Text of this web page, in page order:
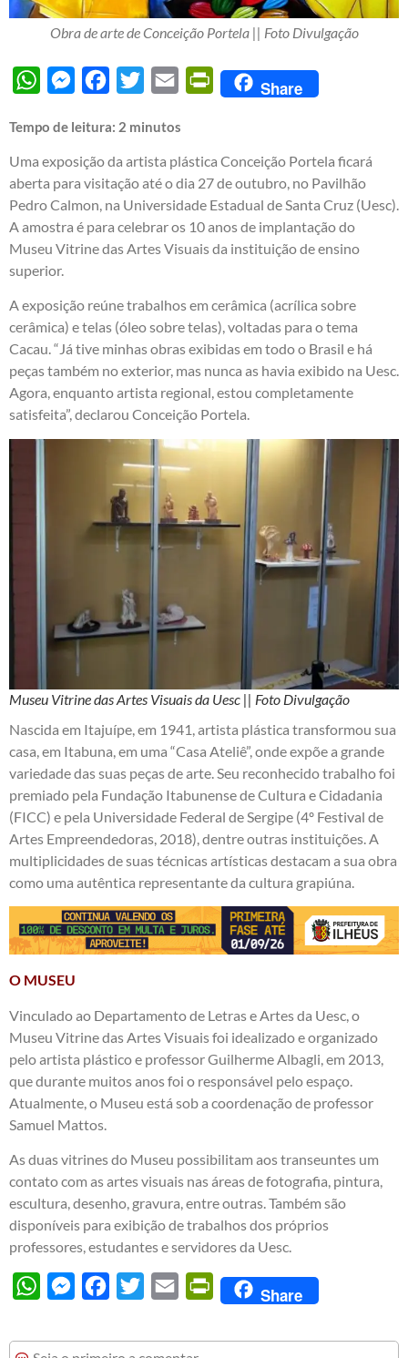
Obra de arte de Conceição Portela || Foto Divulgação
WhatsAppMessengerFacebook
Twitter Email PrintFriendly
Share
Tempo de leitura: 2 minutos
Uma exposição da artista plástica Conceição Portela ficará
aberta para visitação até o dia 27 de outubro, no Pavilhão
Pedro Calmon, na Universidade Estadual de Santa Cruz (Uesc).
A amostra é para celebrar os 10 anos de implantação do
Museu Vitrine das Artes Visuais da instituição de ensino
superior.
A exposição reúne trabalhos em cerâmica (acrílica sobre
cerâmica) e telas (óleo sobre telas), voltadas para o tema
Cacau. “Já tive minhas obras exibidas em todo o Brasil e há
peças também no exterior, mas nunca as havia exibido na Uesc.
Agora, enquanto artista regional, estou completamente
satisfeita”, declarou Conceição Portela.
Museu Vitrine das Artes Visuais da Uesc || Foto Divulgação
Nascida em Itajuípe, em 1941, artista plástica transformou sua
casa, em Itabuna, em uma “Casa Ateliê”, onde expõe a grande
variedade das suas peças de arte. Seu reconhecido trabalho foi
premiado pela Fundação Itabunense de Cultura e Cidadania
(FICC) e pela Universidade Federal de Sergipe (4º Festival de
Artes Empreendedoras, 2018), dentre outras instituições. A
multiplicidades de suas técnicas artísticas destacam a sua obra
como uma autêntica representante da cultura grapiúna.
O MUSEU
Vinculado ao Departamento de Letras e Artes da Uesc, o
Museu Vitrine das Artes Visuais foi idealizado e organizado
pelo artista plástico e professor Guilherme Albagli, em 2013,
que durante muitos anos foi o responsável pelo espaço.
Atualmente, o Museu está sob a coordenação de professor
Samuel Mattos.
As duas vitrines do Museu possibilitam aos transeuntes um
contato com as artes visuais nas áreas de fotografia, pintura,
escultura, desenho, gravura, entre outras. Também são
disponíveis para exibição de trabalhos dos próprios
professores, estudantes e servidores da Uesc.
WhatsAppMessengerFacebook
Twitter Email PrintFriendly
Share